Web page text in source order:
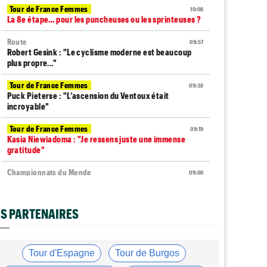
10:08
Tour de France Femmes
La 8e étape… pour les puncheuses ou les sprinteuses ?
09:57
Route
Robert Gesink : "Le cyclisme moderne est beaucoup
plus propre..."
09:38
Tour de France Femmes
Puck Pieterse : "L’ascension du Ventoux était
incroyable"
09:19
Tour de France Femmes
Kasia Niewiadoma : "Je ressens juste une immense
gratitude"
09:00
Championnats du Monde
Transfert
Joe Blackmore devrait rejoindre une armada du
Route
PARTENAIRES
Tour d'Espagne Tour de Burgos